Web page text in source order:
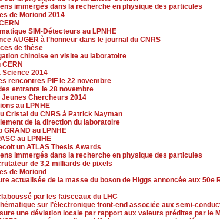
immergés dans la recherche en physique des particules
de Moriond 2014
SIM-Détecteurs au LPNHE
AUGER à l’honneur dans le journal du CNRS
de thèse
chinoise en visite au laboratoire
Science 2014
rencontres PIF le 22 novembre
entrants le 28 novembre
Chercheurs 2014
au LPNHE
Cristal du CNRS à Patrick Nayman
de la direction du laboratoire
GRAND au LPNHE
au LPNHE
un ATLAS Thesis Awards
immergés dans la recherche en physique des particules
de 3,2 milliards de pixels
de Moriond
actualisée de la masse du boson de Higgs annoncée aux 50e
par les faisceaux du LHC
sur l’électronique front-end associée aux semi-
une déviation locale par rapport aux valeurs prédites par le